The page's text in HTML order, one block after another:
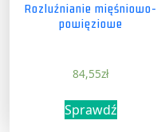
Rozluźnianie mięśniowo-
powięziowe
84,55zł
Sprawdź